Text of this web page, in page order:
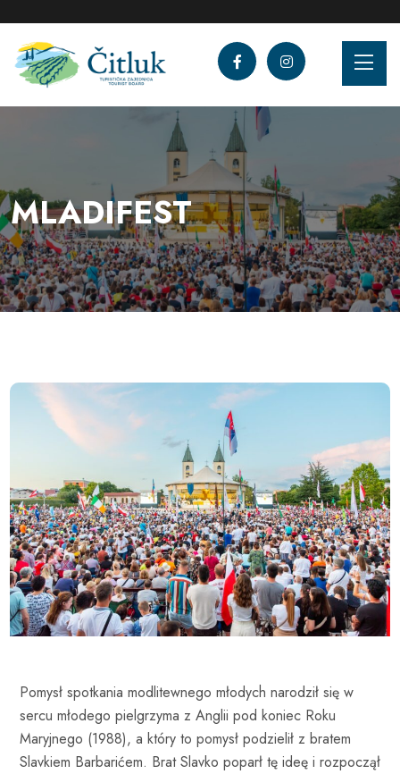
MLADIFEST
Pomysł spotkania modlitewnego młodych narodził się w
sercu młodego pielgrzyma z Anglii pod koniec Roku
Maryjnego (1988), a który to pomysł podzielił z bratem
Slavkiem Barbarićem. Brat Slavko poparł tę ideę i rozpoczął